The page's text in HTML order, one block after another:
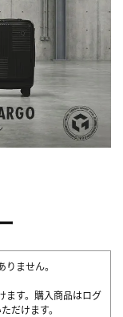
ません。
ます。購入商品はログ
だけます。